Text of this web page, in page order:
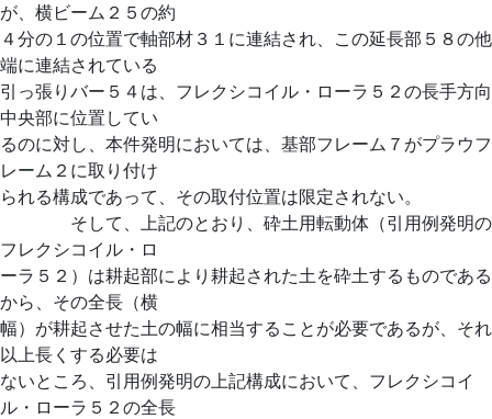
が、横ビーム２５の約
４分の１の位置で軸部材３１に連結され、この延長部５８の他
端に連結されている
引っ張りバー５４は、フレクシコイル・ローラ５２の長手方向
中央部に位置してい
るのに対し、本件発明においては、基部フレーム７がプラウフ
レーム２に取り付け
られる構成であって、その取付位置は限定されない。
そして、上記のとおり、砕土用転動体（引用例発明の
フレクシコイル・ロ
ーラ５２）は耕起部により耕起された土を砕土するものである
から、その全長（横
幅）が耕起させた土の幅に相当することが必要であるが、それ
以上長くする必要は
ないところ、引用例発明の上記構成において、フレクシコイ
ル・ローラ５２の全長